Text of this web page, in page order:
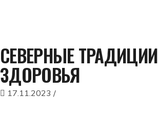
СЕВЕРНЫЕ ТРАДИЦИИ
ЗДОРОВЬЯ
17.11.2023